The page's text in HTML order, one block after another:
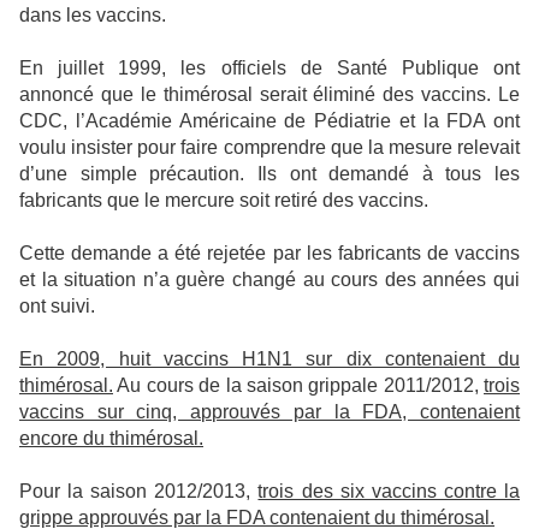
dans les vaccins.
En juillet 1999, les officiels de Santé Publique ont
annoncé que le thimérosal serait éliminé des vaccins. Le
CDC, l’Académie Américaine de Pédiatrie et la FDA ont
voulu insister pour faire comprendre que la mesure relevait
d’une simple précaution. Ils ont demandé à tous les
fabricants que le mercure soit retiré des vaccins.
Cette demande a été rejetée par les fabricants de vaccins
et la situation n’a guère changé au cours des années qui
ont suivi.
En 2009, huit vaccins H1N1 sur dix contenaient du
thimérosal. Au cours de la saison grippale 2011/2012, trois
vaccins sur cinq, approuvés par la FDA, contenaient
encore du thimérosal.
Pour la saison 2012/2013,trois des six vaccins contre la
grippe approuvés par la FDA contenaient du thimérosal.